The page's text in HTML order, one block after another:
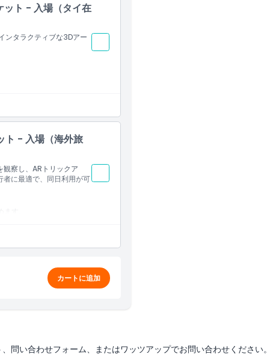
ット - 入場（タイ在
ンタラクティブな3Dアー
ト - 入場（海外旅
察し、ARトリックア
者に最適で、同日利用が可
す。
カートに追加
い合わせフォーム、またはワッツアップでお問い合わせください。